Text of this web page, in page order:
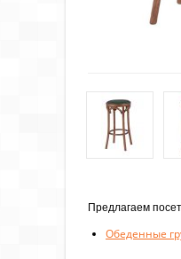
Предлагаем
Обеденные